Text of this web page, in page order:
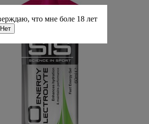
что мне боле 18 лет
Нет